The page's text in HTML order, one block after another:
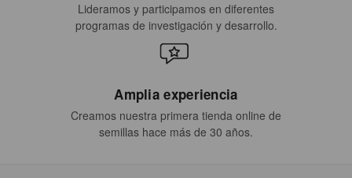
Lideramos y participamos en diferentes
programas de investigación y desarrollo.
Amplia experiencia
Creamos nuestra primera tienda online de
semillas hace más de 30 años.